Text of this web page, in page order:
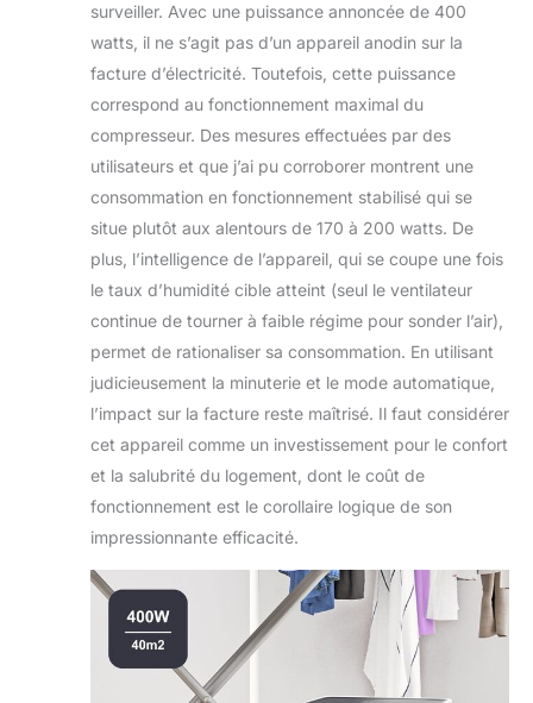
surveiller. Avec une puissance annoncée de 400
watts, il ne s’agit pas d’un appareil anodin sur la
facture d’électricité. Toutefois, cette puissance
correspond au fonctionnement maximal du
compresseur. Des mesures effectuées par des
utilisateurs et que j’ai pu corroborer montrent une
consommation en fonctionnement stabilisé qui se
situe plutôt aux alentours de 170 à 200 watts. De
plus, l’intelligence de l’appareil, qui se coupe une fois
le taux d’humidité cible atteint (seul le ventilateur
continue de tourner à faible régime pour sonder l’air),
permet de rationaliser sa consommation. En utilisant
judicieusement la minuterie et le mode automatique,
l’impact sur la facture reste maîtrisé. Il faut considérer
cet appareil comme un investissement pour le confort
et la salubrité du logement, dont le coût de
fonctionnement est le corollaire logique de son
impressionnante efficacité.